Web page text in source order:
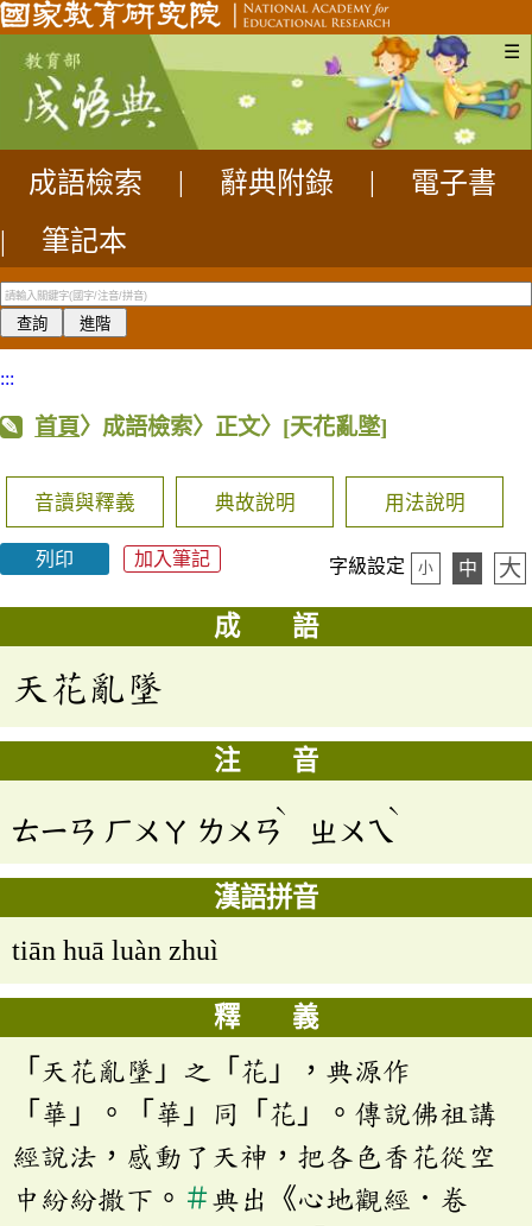
☰
成語檢索 辭典附錄
電子書
|
筆記本
:::
首頁〉成語檢索〉正文〉 [天花亂墜]
音讀與釋義 典故說明 用法說明
列印 加入筆記 字級設定 小 中 大
成 語
天花亂墜
注 音
ㄊㄧㄢ ㄏㄨㄚ ㄌㄨㄢ
ˋ
ㄓㄨㄟ
ˋ
漢語拼音
tiān huā luàn zhuì
釋 義
「天花亂墜」之「花」，典源作
「華」。「華」同「花」。傳說佛祖講
經說法，感動了天神，把各色香花從空
中紛紛撒下。 ＃典出《心地觀經．卷